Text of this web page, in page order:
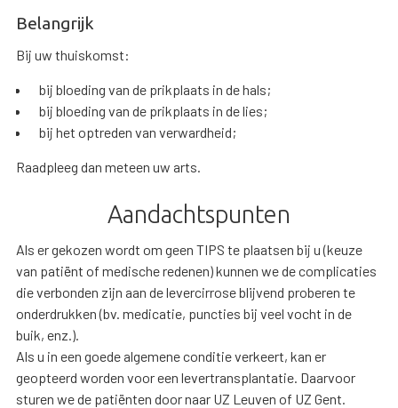
Belangrijk
Bij uw thuiskomst:
bij bloeding van de prikplaats in de hals;
bij bloeding van de prikplaats in de lies;
bij het optreden van verwardheid;
Raadpleeg dan meteen uw arts.
Aandachtspunten
Als er gekozen wordt om geen TIPS te plaatsen bij u (keuze
van patiënt of medische redenen) kunnen we de complicaties
die verbonden zijn aan de levercirrose blijvend proberen te
onderdrukken (bv. medicatie, puncties bij veel vocht in de
buik, enz.).
Als u in een goede algemene conditie verkeert, kan er
geopteerd worden voor een levertransplantatie. Daarvoor
sturen we de patiënten door naar UZ Leuven of UZ Gent.